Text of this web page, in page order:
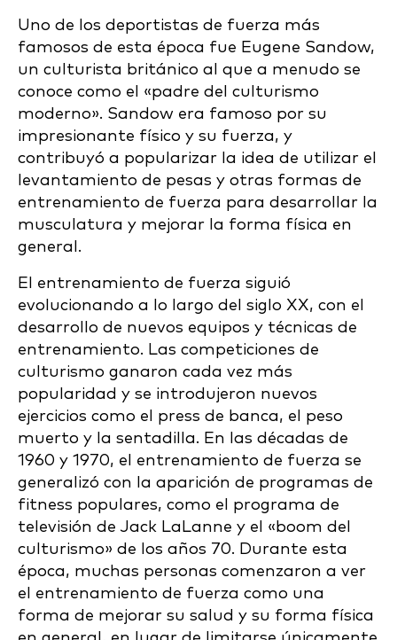
Uno de los deportistas de fuerza más
famosos de esta época fue Eugene Sandow,
un culturista británico al que a menudo se
conoce como el «padre del culturismo
moderno». Sandow era famoso por su
impresionante físico y su fuerza, y
contribuyó a popularizar la idea de utilizar el
levantamiento de pesas y otras formas de
entrenamiento de fuerza para desarrollar la
musculatura y mejorar la forma física en
general.
El entrenamiento de fuerza siguió
evolucionando a lo largo del siglo XX, con el
desarrollo de nuevos equipos y técnicas de
entrenamiento. Las competiciones de
culturismo ganaron cada vez más
popularidad y se introdujeron nuevos
ejercicios como el press de banca, el peso
muerto y la sentadilla. En las décadas de
1960 y 1970, el entrenamiento de fuerza se
generalizó con la aparición de programas de
fitness populares, como el programa de
televisión de Jack LaLanne y el «boom del
culturismo» de los años 70. Durante esta
época, muchas personas comenzaron a ver
el entrenamiento de fuerza como una
forma de mejorar su salud y su forma física